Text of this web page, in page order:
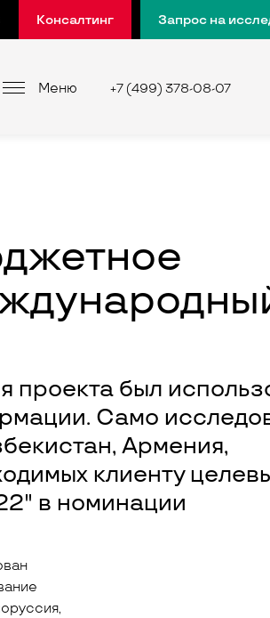
Консалтинг Запрос на
Меню +7 (499) 378-08-07
проекта был
Само
Армения,
клиенту
в номинации